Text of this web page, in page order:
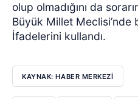
olup olmadığını da
Büyük Millet Meclisi’nde
İfadelerini kullandı.
KAYNAK: HABER MERKEZİ